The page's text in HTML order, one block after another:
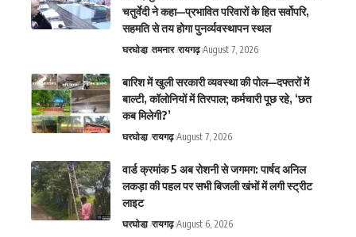
चतुर्वेदी ने कहा—प्रभावित परिवारों के हित सर्वोपरि,
सहमति से तय होगा पुनर्व्यवस्थापन स्थल
घरघोडा़ तमनार रायगढ़ August 7, 2026
बारिश में खुली सरकारी व्यवस्था की पोल—दफ्तरों में
बाल्टी, कॉलोनियों में तिरपाल; कर्मचारी पूछ रहे, ‘छत
कब मिलेगी?’
घरघोडा़ रायगढ़ August 7, 2026
वार्ड क्रमांक 5 अब रोशनी से जगमग: पार्षद अनिल
लकड़ा की पहल पर सभी बिजली खंभों में लगी स्ट्रीट
लाइट
घरघोडा़ रायगढ़ August 6, 2026